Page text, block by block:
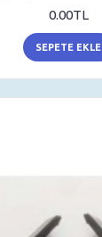
0.00TL
SEPETE EKLE